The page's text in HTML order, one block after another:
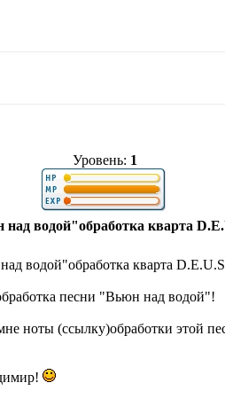
Уровень: 1
водой"обработка кварта
водой"обработка кварта D.E.U.S
песни "Вьюн над водой"!
ноты (ссылку)обработки этой